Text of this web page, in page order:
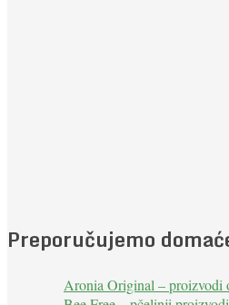
Preporučujemo
Aronia Original – proizvodi